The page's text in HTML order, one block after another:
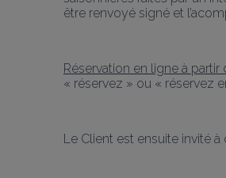
être renvoyé signé et
Réservation en ligne à
« réservez » ou «
Le Client est ensuite invité